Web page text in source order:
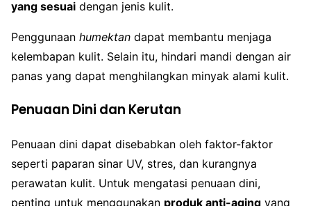
yang sesuai dengan jenis kulit.
Penggunaan humektan dapat membantu menjaga
kelembapan kulit. Selain itu, hindari mandi dengan air
panas yang dapat menghilangkan minyak alami kulit.
Penuaan Dini dan Kerutan
Penuaan dini dapat disebabkan oleh faktor-faktor
seperti paparan sinar UV, stres, dan kurangnya
perawatan kulit. Untuk mengatasi penuaan dini,
penting untuk menggunakan produk anti-aging yang